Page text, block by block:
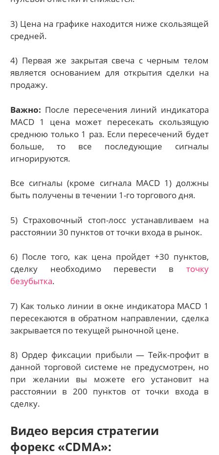
3) Цена на графике находится ниже скользящей
средней.
4) Первая же закрытая свеча с черным телом
является основанием для открытия сделки на
продажу.
Важно: После пересечения линий индикатора
MACD 1 цена может пересекать скользящую
среднюю только 1 раз. Если пересечений будет
больше, то все последующие сигналы
игнорируются.
Все сигналы (кроме сигнала MACD 1) должны
быть получены в течении 1-го торгового дня.
5) Страховочный стоп-лосс устанавливаем на
расстоянии 30 пунктов от точки входа в рынок.
6) После того, как цена пройдет +30 пунктов,
сделку необходимо перевести в точку
безубытка.
7) Как только линии в окне индикатора MACD 1
пересекаются в обратном направлении, сделка
закрывается по текущей рыночной цене.
8) Ордер фиксации прибыли — Тейк-профит в
данной торговой системе не предусмотрен, но
при желании вы можете его установит на
расстоянии в 200 пунктов от точки входа в
сделку.
Видео версия стратегии
форекс «CDMA»: